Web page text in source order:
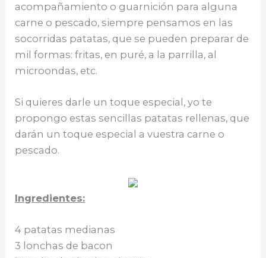
acompañamiento o guarnición para alguna
carne o pescado, siempre pensamos en las
socorridas patatas, que se pueden preparar de
mil formas: fritas, en puré, a la parrilla, al
microondas, etc.
Si quieres darle un toque especial, yo te
propongo estas sencillas patatas rellenas, que
darán un toque especial a vuestra carne o
pescado.
Ingredientes:
4 patatas medianas
3 lonchas de bacon